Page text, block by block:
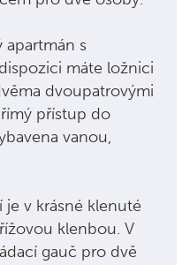
apartmán s
máte ložnici
dvoupatrovými
přístup do
vanou,
v krásné klenuté
klenbou. V
gauč pro dvě